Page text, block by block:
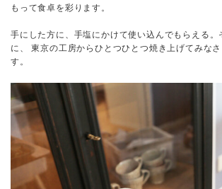
もって食卓を彩ります。
手にした方に、手塩にかけて使い込んでもらえる。
に、 東京の工房からひとつひとつ焼き上げてみな
す。